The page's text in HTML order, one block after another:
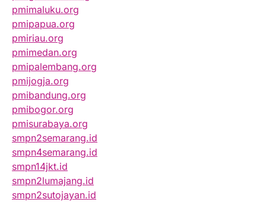
pmimaluku.org
pmipapua.org
pmiriau.org
pmimedan.org
pmipalembang.org
pmijogja.org
pmibandung.org
pmibogor.org
pmisurabaya.org
smpn2semarang.id
smpn4semarang.id
smpn14jkt.id
smpn2lumajang.id
smpn2sutojayan.id